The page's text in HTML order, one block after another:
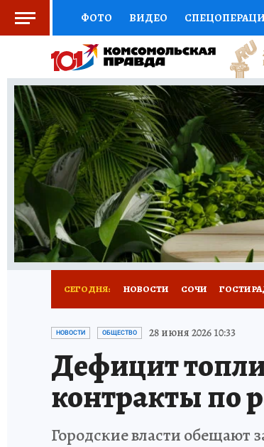
ФОТО ВИДЕО
СОЦПОДДЕРЖКА НАУКА
ВЫБОР ЭКСПЕРТОВ ДОКТОР
КНИЖНАЯ ПОЛКА ПРОГНОЗЫ
ПРЕСС-ЦЕНТР
ВСЕ О КП РАДИО КП ТЕСТЫ
СЕГОДНЯ: НОВОСТИ СОЧИ ГОСТИ
ОТДЫХ В РОССИИ
НОВОСТИ ОБЩЕСТВО 28 июня 2026 10:33
Дефицит
контракты по
Городские власти обещают